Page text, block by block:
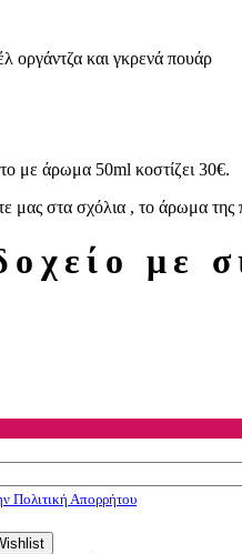
οργάντζα και γκρενά πουάρ
με άρωμα 50ml κοστίζει 30€.
μας στα σχόλια , το άρωμα της
με
Πολιτική Απορρήτου